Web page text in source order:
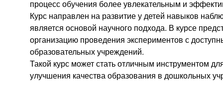
процесс обучения более увлекательным и
Курс направлен на развитие у детей навыков
является основой научного подхода. В курсе
организацию проведения экспериментов с
образовательных учреждений.
Такой курс может стать отличным инструментом
улучшения качества образования в дошкольных